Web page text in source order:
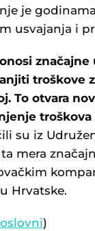
je
usvajanja i
troškove
To otvara
su iz
mera
Hrvatske.
)